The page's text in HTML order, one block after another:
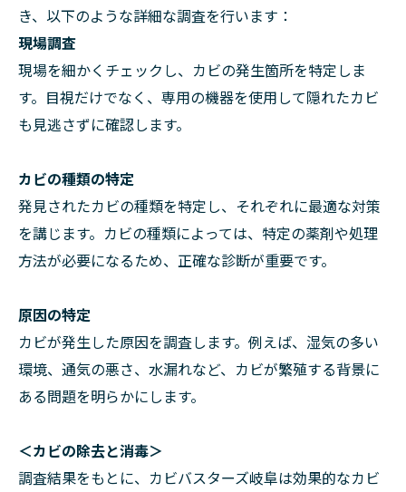
き、以下のような詳細な調査を行います：
現場調査
現場を細かくチェックし、カビの発生箇所を特定しま
す。目視だけでなく、専用の機器を使用して隠れたカビ
も見逃さずに確認します。
カビの種類の特定
発見されたカビの種類を特定し、それぞれに最適な対策
を講じます。カビの種類によっては、特定の薬剤や処理
方法が必要になるため、正確な診断が重要です。
原因の特定
カビが発生した原因を調査します。例えば、湿気の多い
環境、通気の悪さ、水漏れなど、カビが繁殖する背景に
ある問題を明らかにします。
＜カビの除去と消毒＞
調査結果をもとに、カビバスターズ岐阜は効果的なカビ